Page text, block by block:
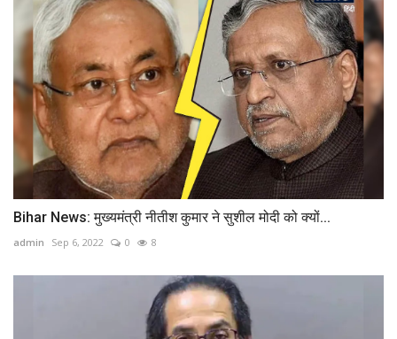
Bihar News: मुख्‍यमंत्री नीतीश कुमार ने सुशील मोदी को क्‍यों...
admin Sep 6, 2022 0 8